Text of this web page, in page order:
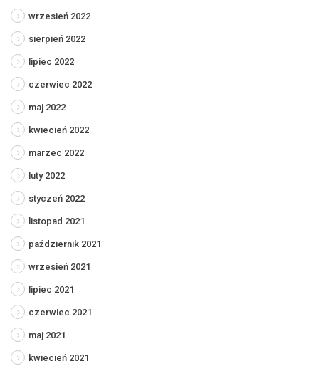
wrzesień 2022
sierpień 2022
lipiec 2022
czerwiec 2022
maj 2022
kwiecień 2022
marzec 2022
luty 2022
styczeń 2022
listopad 2021
październik 2021
wrzesień 2021
lipiec 2021
czerwiec 2021
maj 2021
kwiecień 2021